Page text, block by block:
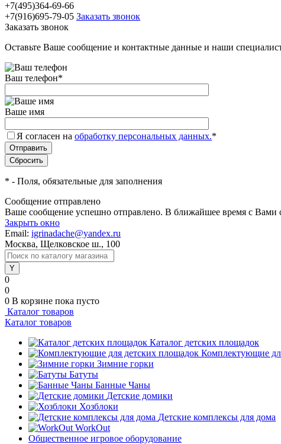
+7(495)364-69-66
+7(916)695-79-05 Заказать звонок
Заказать звонок
Оставьте Ваше сообщение и контактные данные и наши
Ваш телефон*
Ваше имя
Я согласен на обработку персональных данных.*
* - Поля, обязательные для заполнения
Сообщение отправлено
Ваше сообщение успешно отправлено. В ближайшее время с Вами
Закрыть окно
Email: igrinadache@yandex.ru
Москва, Щелковское ш., 100
0
0
0 В корзине пока пусто
Каталог товаров
Каталог товаров
Каталог детских площадок
Комплектующие
Зимние горки
Батуты
Банные Чаны
Детские домики
Хозблоки
Детские комплексы для дома
WorkOut
Общественное игровое оборудование